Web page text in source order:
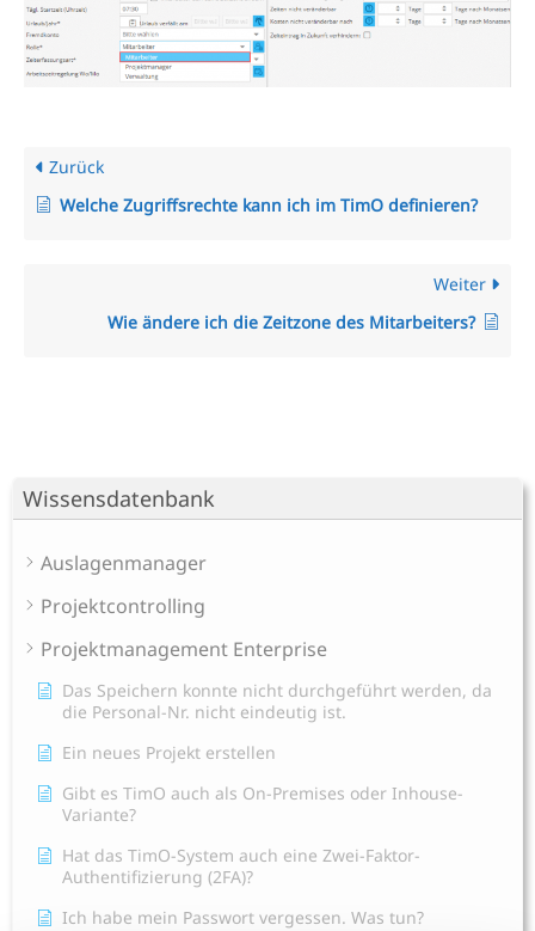
Wissensdatenbank
Auslagenmanager
Projektcontrolling
Projektmanagement Enterprise
Das Speichern konnte nicht durchgeführt werden, da
die Personal-Nr. nicht eindeutig ist.
Ein neues Projekt erstellen
Gibt es TimO auch als On-Premises oder Inhouse-
Variante?
Hat das TimO-System auch eine Zwei-Faktor-
Authentifizierung (2FA)?
Ich habe mein Passwort vergessen. Was tun?
Zurück
Welche Zugriffsrechte kann ich im TimO definieren?
Weiter
Wie ändere ich die Zeitzone des Mitarbeiters?